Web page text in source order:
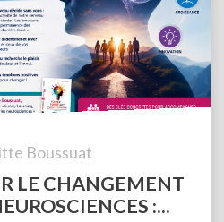
Boussuat
LE CHANGEMENT
:...